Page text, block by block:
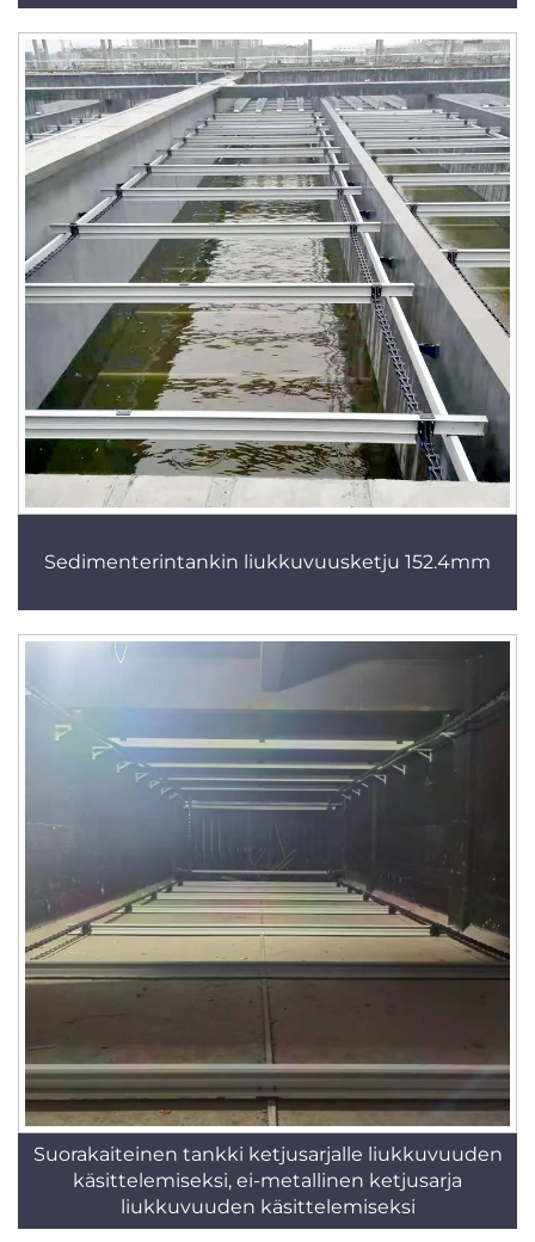
Sedimenterintankin liukkuvuusketju 152.4mm
Suorakaiteinen tankki ketjusarjalle liukkuvuuden
käsittelemiseksi, ei-metallinen ketjusarja
liukkuvuuden käsittelemiseksi